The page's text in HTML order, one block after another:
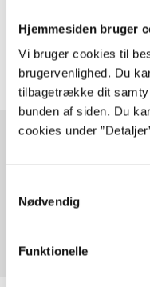
Hjemmesiden bruger
Vi bruger cookies til
brugervenlighed. Du
tilbagetrække dit
bunden af siden. Du
cookies under
Nødvendig
Funktionelle
Artiklerne i handler
Fra